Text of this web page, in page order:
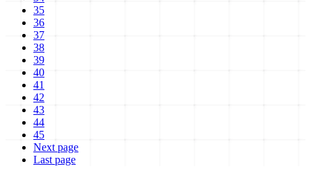
35
36
37
38
39
40
41
42
43
44
45
Next page
Last page